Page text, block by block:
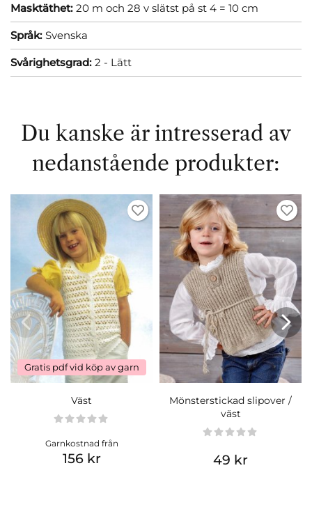
Masktäthet: 20 m och 28 v slätst på st 4 = 10 cm
Språk: Svenska
Svårighetsgrad: 2 - Lätt
Du kanske är intresserad av
nedanstående produkter:
Gratis pdf vid köp av garn
Väst
Garnkostnad från
156 kr
Mönsterstickad slipover /
väst
49 kr